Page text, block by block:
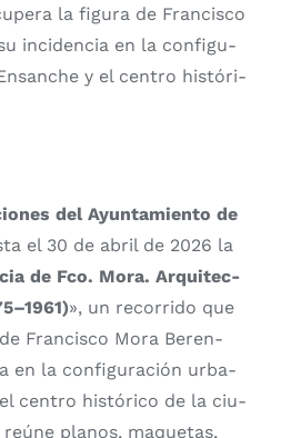
la figu­ra de Fran­cis­co
inci­den­cia en la con­fi­gu­
y el cen­tro his­tó­ri­
del Ayun­ta­mien­to de
el 30 de abril de 2026 la
de Fco. Mora. Arqui­tec­
», un reco­rri­do que
Fran­cis­co Mora Beren­
en la con­fi­gu­ra­ción urba­
el cen­tro his­tó­ri­co de la ciu­
pla­nos, maque­tas,